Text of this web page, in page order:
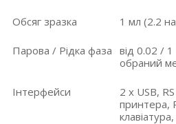
Обсяг зразка 1 мл (2.2
Парова / Рідка фаза від 0.02 /
обраний
Інтерфейси
2 x USB,
принтера,